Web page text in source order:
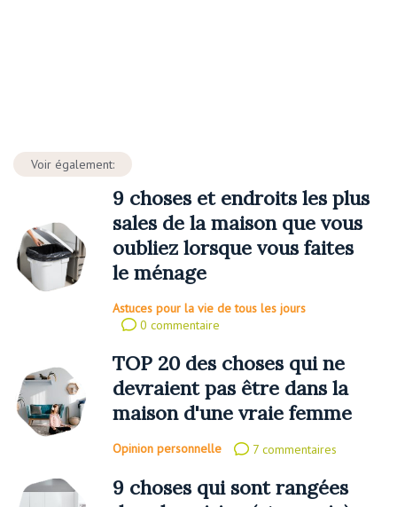
Voir également:
9 choses et endroits les plus
sales de la maison que vous
oubliez lorsque vous faites
le ménage
Astuces pour la vie de tous les jours
0 commentaire
TOP 20 des choses qui ne
devraient pas être dans la
maison d'une vraie femme
Opinion personnelle 7 commentaires
9 choses qui sont rangées